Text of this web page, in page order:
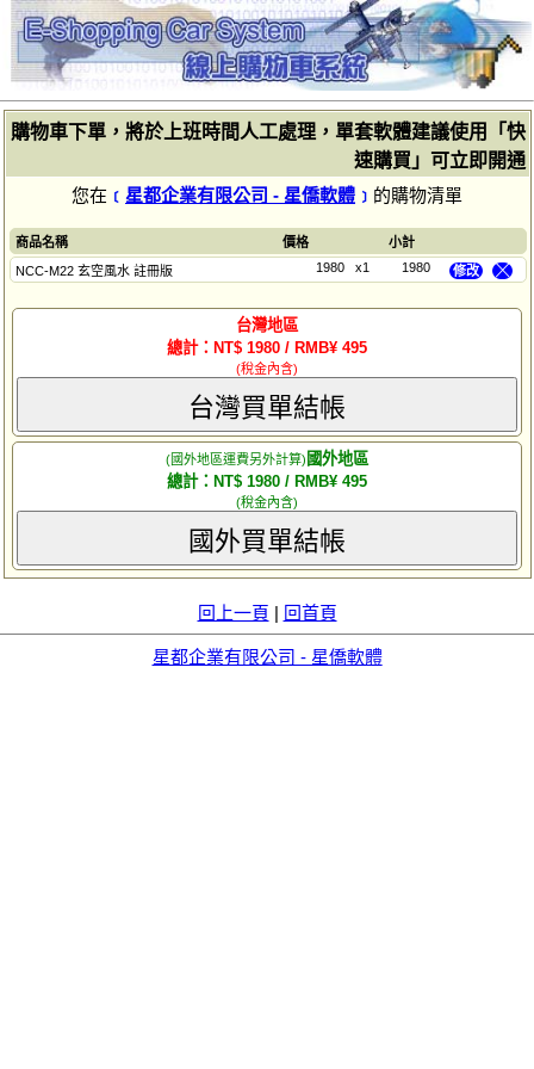
購物車下單，將於上班時間人工處理，單套軟體建議使用「快
速購買」可立即開通
您在 ﹝ 星都企業有限公司 - 星僑軟體 ﹞ 的購物清單
商品名稱 價格
小計
NCC-M22 玄空風水 註冊版
1980 x1 1980 ╳
修改
台灣地區
總計：NT$ 1980 / RMB¥ 495
(稅金內含)
台灣買單結帳
(國外地區運費另外計算) 國外地區
總計：NT$ 1980 / RMB¥ 495
(稅金內含)
國外買單結帳
回上一頁 | 回首頁
星都企業有限公司 - 星僑軟體